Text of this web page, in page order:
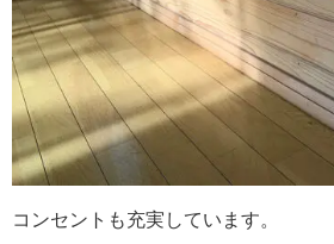
コンセントも充実しています。